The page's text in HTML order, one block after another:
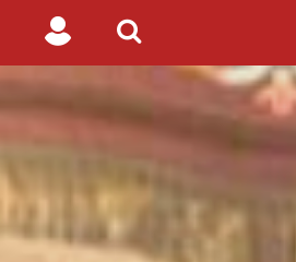
Search
for
Login